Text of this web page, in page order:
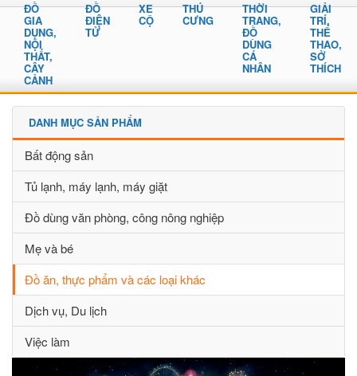
ĐỒ
GIA
DỤNG,
NỘI
THẤT,
CÂY
CẢNH
ĐỒ
ĐIỆN
TỬ
XE
CỘ
THÚ
CƯNG
THỜI
TRANG,
ĐỒ
DÙNG
CÁ
NHÂN
GIẢI
TRÍ,
THỂ
THAO,
SỞ
THÍCH
DANH MỤC SẢN PHẨM
Bất động sản
Tủ lạnh, máy lạnh, máy giặt
Đồ dùng văn phòng, công nông nghiệp
Mẹ và bé
Đồ ăn, thực phẩm và các loại khác
Dịch vụ, Du lịch
Việc làm